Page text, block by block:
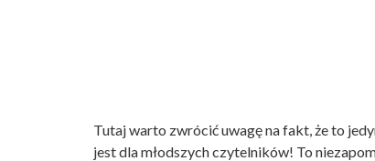
Tutaj warto zwrócić uwagę na fakt, że to
jest dla młodszych czytelników! To